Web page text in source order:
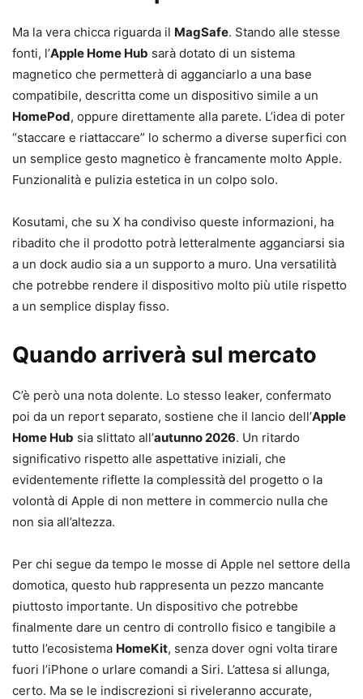
Ma la vera chicca riguarda il MagSafe. Stando alle stesse
fonti, l’Apple Home Hub sarà dotato di un sistema
magnetico che permetterà di agganciarlo a una base
compatibile, descritta come un dispositivo simile a un
HomePod, oppure direttamente alla parete. L’idea di poter
“staccare e riattaccare” lo schermo a diverse superfici con
un semplice gesto magnetico è francamente molto Apple.
Funzionalità e pulizia estetica in un colpo solo.
Kosutami, che su X ha condiviso queste informazioni, ha
ribadito che il prodotto potrà letteralmente agganciarsi sia
a un dock audio sia a un supporto a muro. Una versatilità
che potrebbe rendere il dispositivo molto più utile rispetto
a un semplice display fisso.
Quando arriverà sul mercato
C’è però una nota dolente. Lo stesso leaker, confermato
poi da un report separato, sostiene che il lancio dell’Apple
Home Hub sia slittato all’autunno 2026. Un ritardo
significativo rispetto alle aspettative iniziali, che
evidentemente riflette la complessità del progetto o la
volontà di Apple di non mettere in commercio nulla che
non sia all’altezza.
Per chi segue da tempo le mosse di Apple nel settore della
domotica, questo hub rappresenta un pezzo mancante
piuttosto importante. Un dispositivo che potrebbe
finalmente dare un centro di controllo fisico e tangibile a
tutto l’ecosistema HomeKit, senza dover ogni volta tirare
fuori l’iPhone o urlare comandi a Siri. L’attesa si allunga,
certo. Ma se le indiscrezioni si riveleranno accurate,